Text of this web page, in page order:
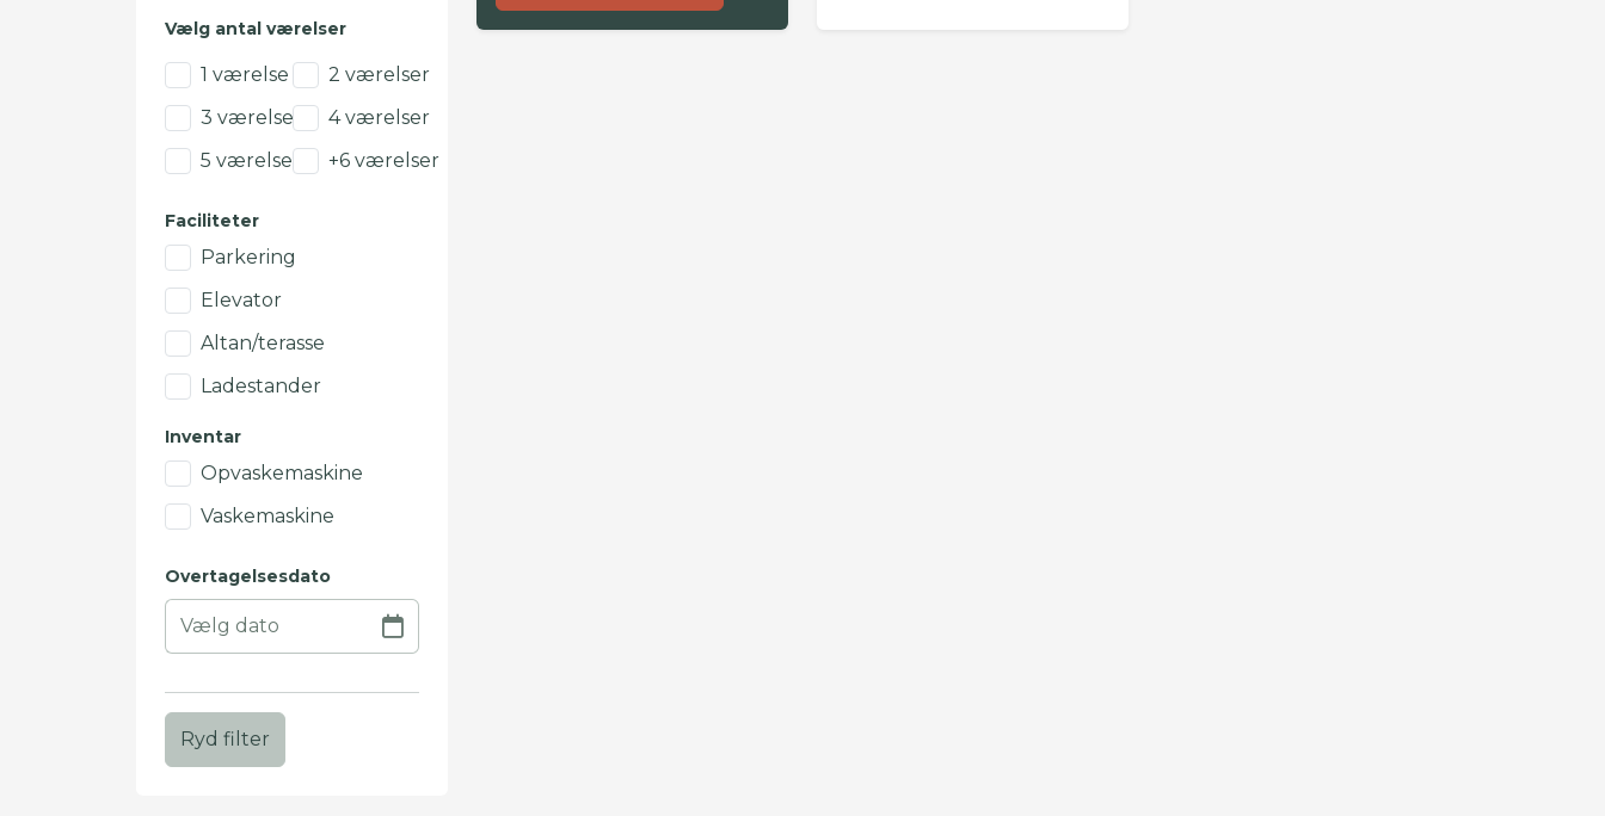
Vælg antal værelser
1 værelse
2 værelser
3 værelser
4 værelser
5 værelser
+6 værelser
Faciliteter
Parkering
Elevator
Altan/terasse
Ladestander
Inventar
Opvaskemaskine
Vaskemaskine
Overtagelsesdato
Ryd filter